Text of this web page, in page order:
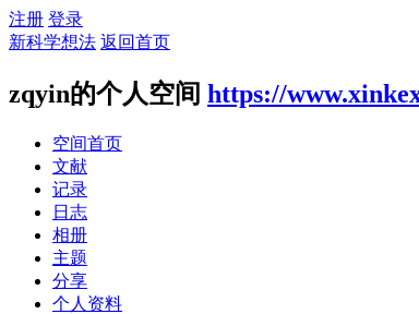
注册 登录
新科学想法 返回首页
zqyin的个人空间 https://
空间首页
文献
记录
日志
相册
主题
分享
个人资料